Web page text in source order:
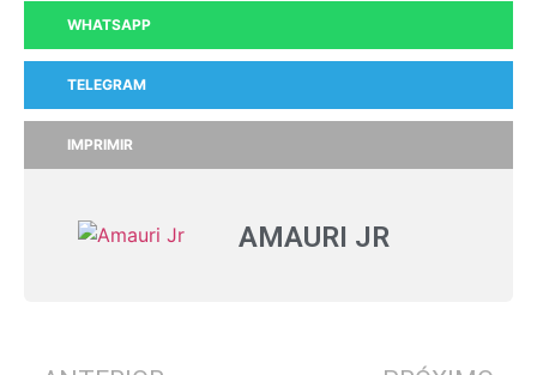
WHATSAPP
TELEGRAM
IMPRIMIR
AMAURI JR